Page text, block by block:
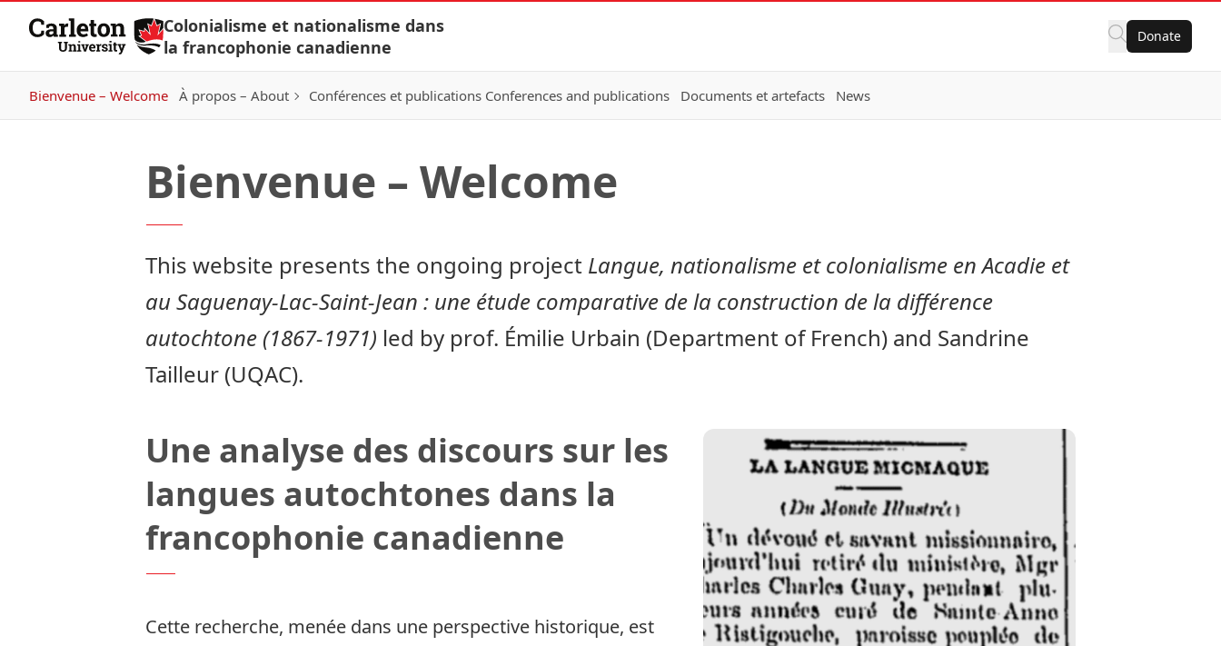
Skip to Content
Colonialisme et nationalisme dans
la francophonie canadienne
Donate
Bienvenue – Welcome À propos – About Conférences et publications Conferences and publications Documents et artefacts News
Bienvenue – Welcome
This website presents the ongoing project Langue, nationalisme et colonialisme en Acadie et
au Saguenay-Lac-Saint-Jean : une étude comparative de la construction de la différence
autochtone (1867-1971) led by prof. Émilie Urbain (Department of French) and Sandrine
Tailleur (UQAC).
Une analyse des discours sur les
langues autochtones dans la
francophonie canadienne
Cette recherche, menée dans une perspective historique, est